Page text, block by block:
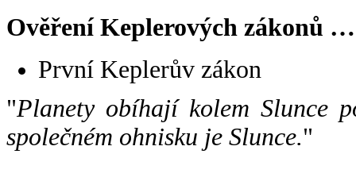
Ověření Keplerových zákonů …
První Keplerův zákon
"Planety obíhají kolem Slunce
společném ohnisku je Slunce."